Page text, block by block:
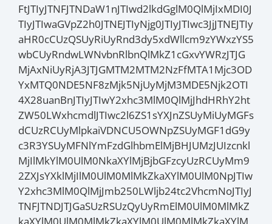
FtJTIyJTNFJTNDaW1nJTIwd2lkdGglM0QlMjIxMDI0J
TIyJTIwaGVpZ2h0JTNEJTIyNjg0JTIyJTIwc3JjJTNEJTIy
aHR0cCUzQSUyRiUyRnd3dy5xdWllcm9zYWxzYS5
wbCUyRndwLWNvbnRlbnQlMkZ1cGxvYWRzJTJG
MjAxNiUyRjA3JTJGMTM2MTM2NzFfMTA1Mjc3OD
YxMTQ0NDE5NF8zMjk5NjUyMjM3MDE5Njk2OTI
4X28uanBnJTIyJTIwY2xhc3MlM0QlMjJhdHRhY2ht
ZW50LWxhcmdlJTIwc2l6ZS1sYXJnZSUyMiUyMGFs
dCUzRCUyMlpkaiVDNCU5OWNpZSUyMGF1dG9y
c3R3YSUyMFNlYmFzdGlhbmElMjBHJUMzJUIzcnkl
MjIlMkYlM0UlM0NkaXYlMjBjbGFzcyUzRCUyMm9
2ZXJsYXklMjIlM0UlM0MlMkZkaXYlM0UlM0NpJTIw
Y2xhc3MlM0QlMjJmb250LWljb24tc2VhcmNoJTIyJ
TNFJTNDJTJGaSUzRSUzQyUyRmElM0UlM0MlMkZ
kaXYlM0UlM0MlMkZkaXYlM0UlM0MlMkZkaXYlM